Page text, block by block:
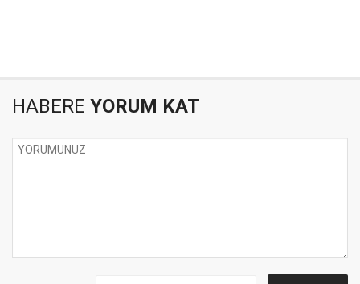
HABERE YORUM KAT